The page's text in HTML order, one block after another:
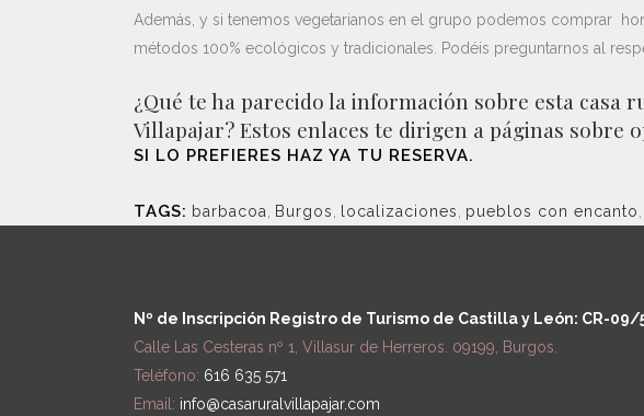
Además, y si tenemos vegetarianos en el grupo podemos comprar
métodos 100% ecológicos y tradicionales. Podéis preguntarnos al
¿Qué te ha parecido la información sobre esta casa
Villapajar?Estos enlaces te dirigen a páginas sobre
SI LO PREFIERES HAZ YA TU RESERVA.
TAGS: barbacoa, Burgos, localizaciones, pueblos con encanto,
Nº de Inscripción Registro de Turismo de Castilla y León: CR-09/
Calle Las Cesteras nº 1, Villasur de Herreros. 09199, Burgos.
Teléfono: 616 635 571
Email: info@casaruralvillapajar.com